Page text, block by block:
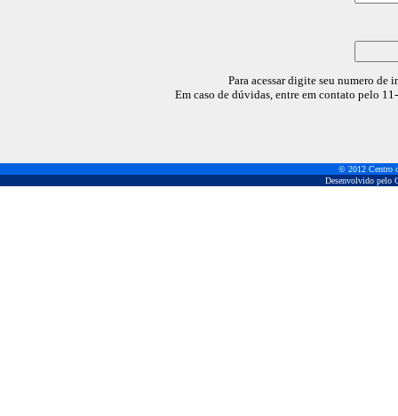
Para acessar digite seu numero de
Em caso de dúvidas, entre em contato pelo
© 2012 Centro
Desenvolvido pelo